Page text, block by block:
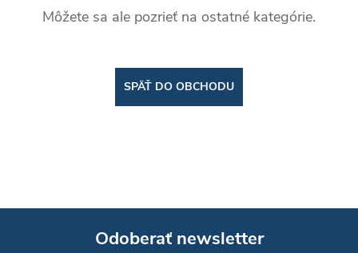
Môžete sa ale pozrieť na ostatné kategórie.
SPÄŤ DO OBCHODU
Odoberať newsletter